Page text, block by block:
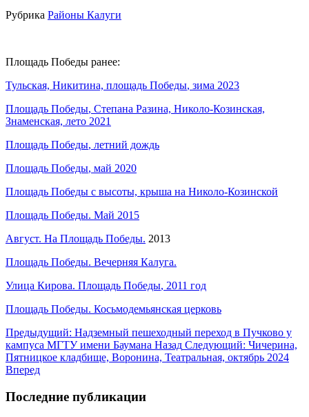
Рубрика Районы Калуги
Площадь Победы ранее:
Тульская, Никитина, площадь Победы, зима 2023
Площадь Победы, Степана Разина, Николо-Козинская,
Знаменская, лето 2021
Площадь Победы, летний дождь
Площадь Победы, май 2020
Площадь Победы с высоты, крыша на Николо-Козинской
Площадь Победы. Май 2015
Август. На Площадь Победы. 2013
Площадь Победы. Вечерняя Калуга.
Улица Кирова. Площадь Победы, 2011 год
Площадь Победы. Косьмодемьянская церковь
Предыдущий: Надземный пешеходный переход в Пучково у
кампуса МГТУ имени Баумана Назад Следующий: Чичерина,
Пятницкое кладбище, Воронина, Театральная, октябрь 2024
Вперед
Последние публикации